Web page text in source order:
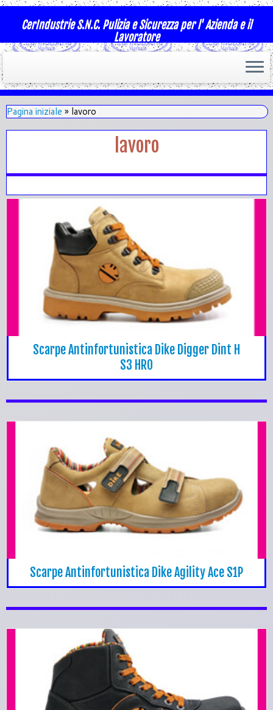
CerIndustrie S.N.C. Pulizia e Sicurezza per l' Azienda e il
Lavoratore
Pagina iniziale » lavoro
lavoro
Scarpe Antinfortunistica Dike Digger Dint H
S3 HRO
Scarpe Antinfortunistica Dike Agility Ace S1P